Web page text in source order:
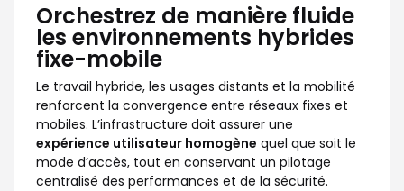
Orchestrez de manière fluide
les environnements hybrides
fixe-mobile
Le travail hybride, les usages distants et la mobilité
renforcent la convergence entre réseaux fixes et
mobiles. L’infrastructure doit assurer une
expérience utilisateur homogène quel que soit le
mode d’accès, tout en conservant un pilotage
centralisé des performances et de la sécurité.